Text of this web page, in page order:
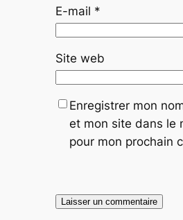
E-mail *
Site web
Enregistrer mon
et mon site dans le
pour mon prochain